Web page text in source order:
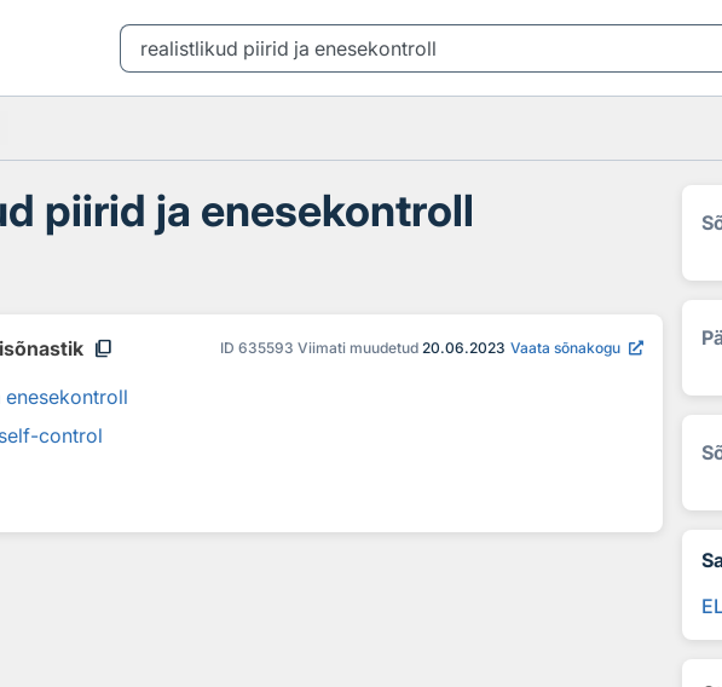
piirid ja enesekontroll
content_copy ID 635593 Viimati muudetud 20.06.2023 Vaata sõnakogu
control